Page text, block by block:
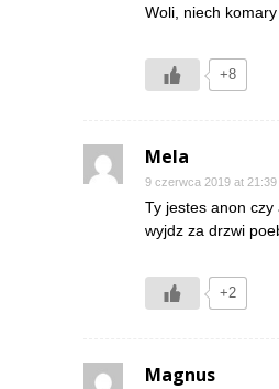
Woli, niech
+8
Mela
9 czerwca 2019 at 21:39
Ty jestes anon czy
wyjdz za drzwi
+2
Magnus